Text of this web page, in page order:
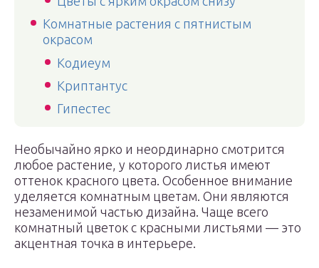
Комнатные растения с пятнистым
окрасом
Кодиеум
Криптантус
Гипестес
Необычайно ярко и неординарно смотрится
любое растение, у которого листья имеют
оттенок красного цвета. Особенное внимание
уделяется комнатным цветам. Они являются
незаменимой частью дизайна. Чаще всего
комнатный цветок с красными листьями — это
акцентная точка в интерьере.